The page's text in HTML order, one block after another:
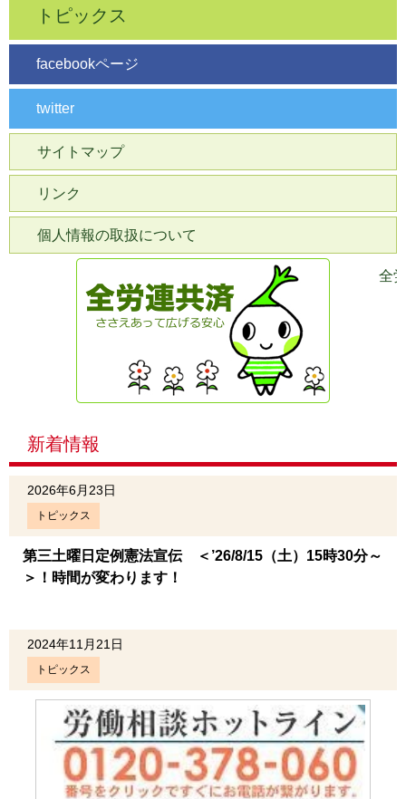
トピックス
facebookページ
twitter
サイトマップ
リンク
個人情報の取扱について
全
新着情報
2026年6月23日
トピックス
第三土曜日定例憲法宣伝 ＜’26/8/15（土）15時30分～
＞！時間が変わります！
2024年11月21日
トピックス